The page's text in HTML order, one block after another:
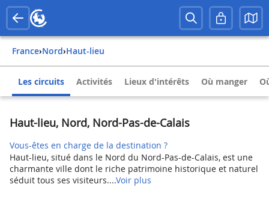
France› Nord› Haut-lieu
Les circuits Activités Lieux d'intérêts Où manger
Haut-lieu, Nord, Nord-Pas-de-Calais
Vous-êtes en charge de la destination ?
Haut-lieu, situé dans le Nord du Nord-Pas-de-Calais, est une
charmante ville dont le riche patrimoine historique et naturel
séduit tous ses visiteurs....Voir plus